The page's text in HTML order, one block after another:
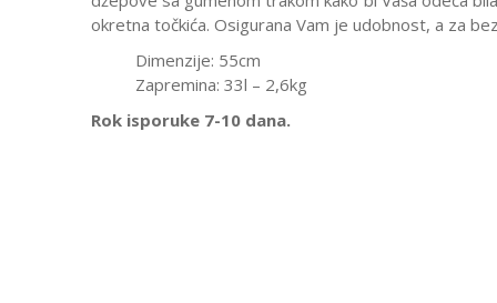
okretna točkića. Osigurana Vam je udobnost, a za
Dimenzije: 55cm
Zapremina: 33l – 2,6kg
Rok isporuke 7-10 dana.